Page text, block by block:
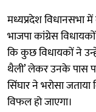
मध्यप्रदेश विधानसभा में
भाजपा कांग्रेस
कि कुछ विधायकों ने
थैली’ लेकर उनके पास
सिंघार ने भरोसा जताया
विफल हो जाएगा।